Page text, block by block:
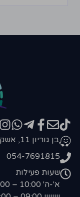
בן גוריון 11, אשקלון
054-7691815
שעות פעילות
א'-ה' 10:00 – 18:00